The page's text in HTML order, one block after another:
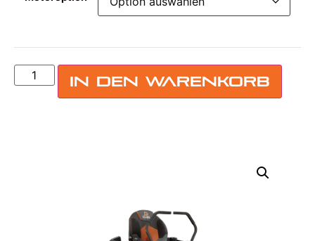
In den Warenkorb